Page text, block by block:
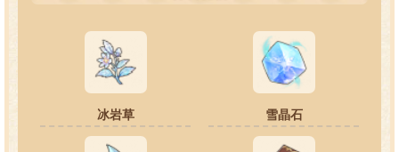
冰岩草 雪晶石